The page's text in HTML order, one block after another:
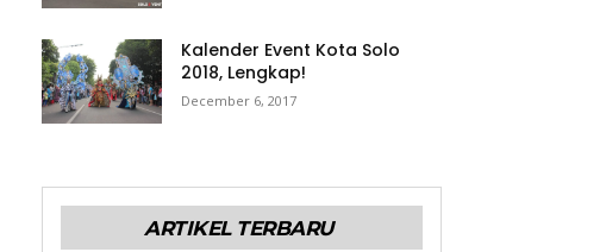
Kalender Event Kota Solo
2018, Lengkap!
December 6, 2017
ARTIKEL TERBARU